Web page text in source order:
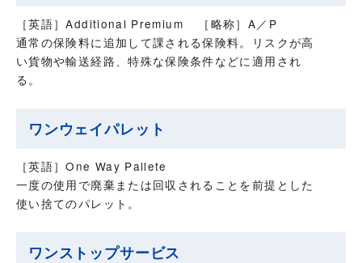
［英語］Additional Premium
［略称］A／P
通常の保険料に追加して課される保険料。リスクが高
い貨物や輸送経路、特殊な保険条件などに適用され
る。
ワンウェイパレット
［英語］One Way Pallete
一度の使用で廃棄または回収されることを前提とした
使い捨てのパレット。
ワンストップサービス